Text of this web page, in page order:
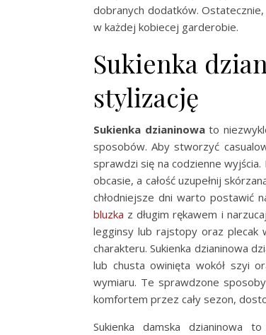
dobranych dodatków.
w każdej kobiecej garderobie.
Sukienka
stylizację
Sukienka dzianinowato
sposobów. Aby stworzyć
sprawdzi się na codzienne
obcasie, a całość uzupełnij
chłodniejsze dni warto postawić
bluzka z długim rękawem i
legginsy lub rajstopy oraz
charakteru. Sukienka dzianinowa
lub chusta owinięta wokół szyi
wymiaru. Te sprawdzone
komfortem przez cały sezon,
Sukienka damska